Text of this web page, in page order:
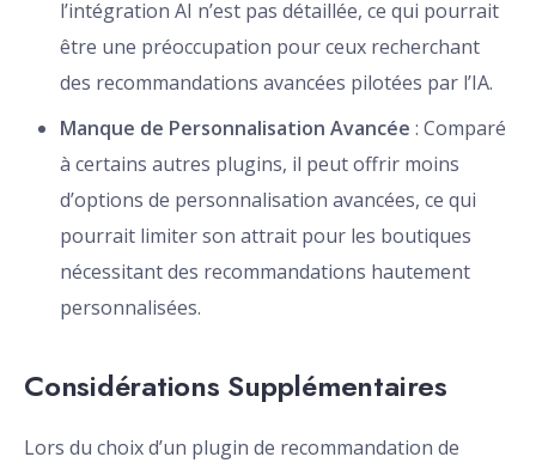
l’intégration AI n’est pas détaillée, ce qui pourrait
être une préoccupation pour ceux recherchant
des recommandations avancées pilotées par l’IA.
Manque de Personnalisation Avancée : Comparé
à certains autres plugins, il peut offrir moins
d’options de personnalisation avancées, ce qui
pourrait limiter son attrait pour les boutiques
nécessitant des recommandations hautement
personnalisées.
Considérations Supplémentaires
Lors du choix d’un plugin de recommandation de